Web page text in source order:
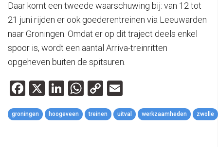
Daar komt een tweede waarschuwing bij: van 12 tot
21 juni rijden er ook goederentreinen via Leeuwarden
naar Groningen. Omdat er op dit traject deels enkel
spoor is, wordt een aantal Arriva-treinritten
opgeheven buiten de spitsuren.
Facebook
X LinkedIn
WhatsApp
Copy
Link
groningen hoogeveen treinen uitval werkzaamheden zwolle